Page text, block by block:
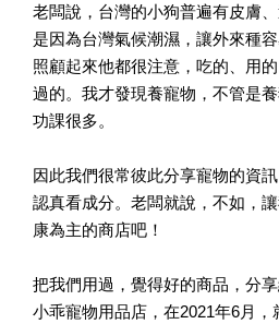
老闆說，台灣的小狗普遍有皮膚
是因為台灣氣候潮濕，讓外來種
照顧起來他都很注意，吃的、用
過的。我才發現養寵物，不管是
功課很多。
因此我們很常彼此分享寵物的資
認真看成分。老闆就說，不如，
康為主的商店吧！
把我們用過，覺得好的商品，分
小乖寵物用品店，在2021年6月，